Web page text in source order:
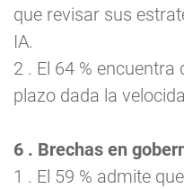
que revisar sus
IA.
2 . El 64 %
plazo dada la
6 . Brechas en
1 . El 59 % admite